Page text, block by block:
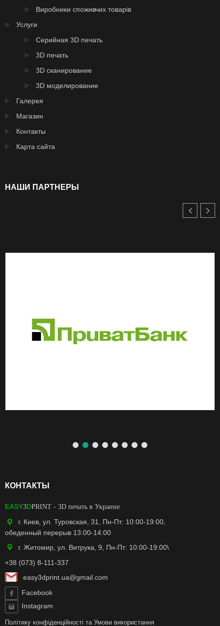
Виробники споживчих товарів
Услуги
Серийная 3D печать
3D печать
3D сканирование
3D моделирование
Галерея
Магазин
Контакты
Карта сайта
НАШИ ПАРТНЕРЫ
КОНТАКТЫ
EASY3DPRINT - 3D печать в Украине
г. Киев, ул. Туровская, 31, Пн-Пт: 10:00-19:00,
обеденный перерыв 13:00-14:00
г. Житомир, ул. Витрука, 9, Пн-Пт: 10:00-19:00\
+38 (073) 8-111-337
easy3dprint.ua@gmail.com
Facebook
Instagram
Політику конфіденційності та Умови використання